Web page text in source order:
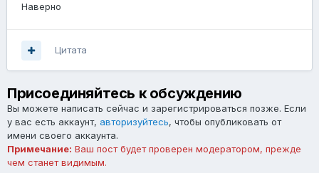
Наверно
Цитата
Присоединяйтесь к обсуждению
Вы можете написать сейчас и зарегистрироваться позже. Если
у вас есть аккаунт, авторизуйтесь, чтобы опубликовать от
имени своего аккаунта.
Примечание: Ваш пост будет проверен модератором, прежде
чем станет видимым.